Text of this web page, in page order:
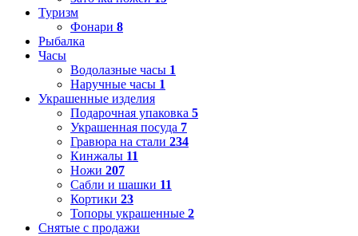
Туризм
Фонари 8
Рыбалка
Часы
Водолазные часы 1
Наручные часы 1
Украшенные изделия
Подарочная упаковка 5
Украшенная посуда 7
Гравюра на стали 234
Кинжалы 11
Ножи 207
Сабли и шашки 11
Кортики 23
Топоры украшенные 2
Снятые с продажи